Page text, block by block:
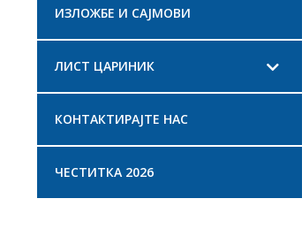
ИЗЛОЖБЕ И САЈМОВИ
ЛИСТ ЦАРИНИК
КОНТАКТИРАЈТЕ НАС
ЧЕСТИТКА 2026